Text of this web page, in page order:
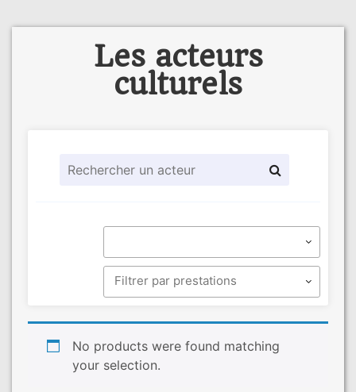
Les acteurs
culturels
No products were found matching
your selection.